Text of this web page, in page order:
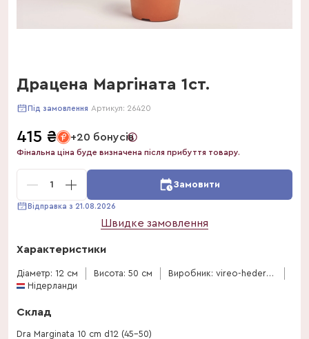
Драцена Маргіната 1ст.
Під замовлення Артикул: 26420
415 ₴ +20 бонусів
Фінальна ціна буде визначена після прибуття товару.
1 Замовити
Відправка з 21.08.2026
Швидке замовлення
Характеристики
Діаметр: 12 см Висота: 50 см
Виробник: vireo-hedera-plant
Нідерланди
Склад
Dra Marginata 10 cm d12 (45-50)